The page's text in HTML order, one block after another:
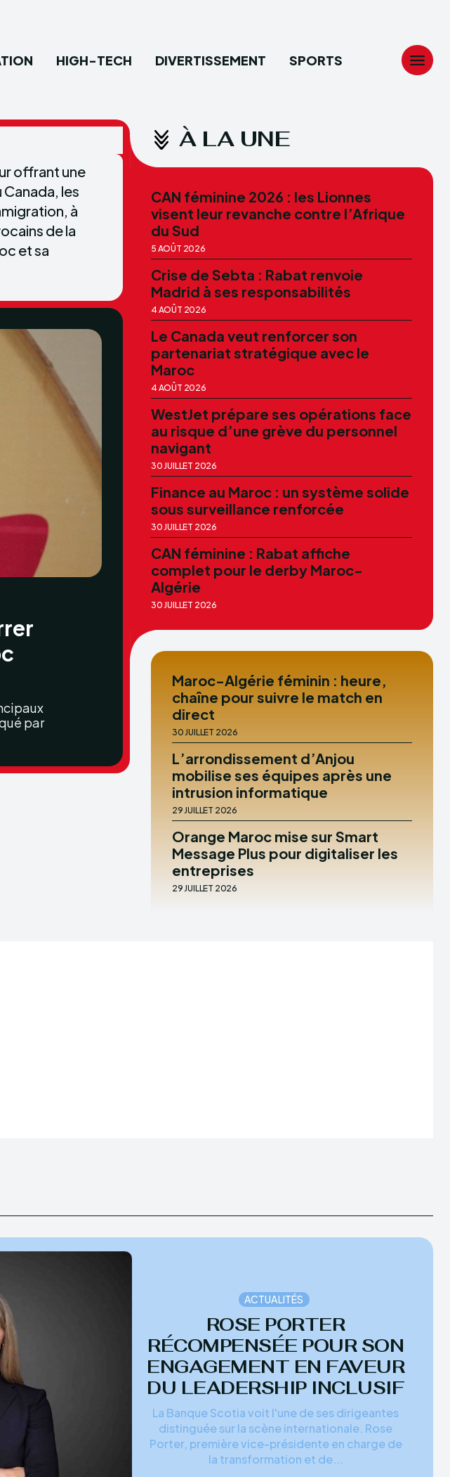
Canada
Maroc
Immigration
High-Tech
Divertissement
Sports
Canada
Maroc
Immigration
High-Tech
Divertissement
Sports
HIGH-TECH DIVERTISSEMENT SPORTS
offrant une
les
à
de la
et sa
par
À LA UNE
CAN féminine 2026 : les Lionnes
visent leur revanche contre l’Afrique
du Sud
5 AOÛT 2026
Crise de Sebta : Rabat renvoie
Madrid à ses responsabilités
4 AOÛT 2026
Le Canada veut renforcer son
partenariat stratégique avec le
Maroc
4 AOÛT 2026
WestJet prépare ses opérations face
au risque d’une grève du personnel
navigant
30 JUILLET 2026
Finance au Maroc : un système solide
sous surveillance renforcée
30 JUILLET 2026
CAN féminine : Rabat affiche
complet pour le derby Maroc-
Algérie
30 JUILLET 2026
Maroc-Algérie féminin : heure,
chaîne pour suivre le match en
direct
30 JUILLET 2026
L’arrondissement d’Anjou
mobilise ses équipes après une
intrusion informatique
29 JUILLET 2026
Orange Maroc mise sur Smart
Message Plus pour digitaliser les
entreprises
29 JUILLET 2026
ACTUALITÉS
ROSE PORTER
RÉCOMPENSÉE POUR SON
ENGAGEMENT EN FAVEUR
DU LEADERSHIP INCLUSIF
La Banque Scotia voit l'une de ses dirigeantes
distinguée sur la scène internationale. Rose
Porter, première vice-présidente en charge de
la transformation et de...